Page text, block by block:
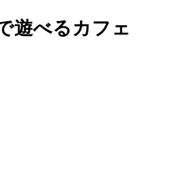
遊べるカフェ